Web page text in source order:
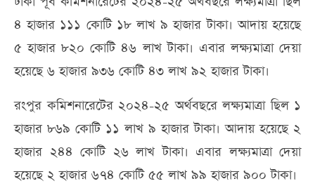
৪ হাজার ১১১ কোটি ১৮ লাখ ৯ হাজার টাকা। আদায় হয়েছে
৫ হাজার ৮২০ কোটি ৪৬ লাখ টাকা। এবার লক্ষ্যমাত্রা দেয়া
হয়েছে ৬ হাজার ৯৩৬ কোটি ৪৩ লাখ ৯২ হাজার টাকা।
রংপুর কমিশনারেটের ২০২৪-২৫ অর্থবছরে লক্ষ্যমাত্রা ছিল ১
হাজার ৮৬৯ কোটি ১১ লাখ ৯ হাজার টাকা। আদায় হয়েছে ২
হাজার ২৪৪ কোটি ২৬ লাখ টাকা। এবার লক্ষ্যমাত্রা দেয়া
হয়েছে ২ হাজার ৬৭৪ কোটি ৫৫ লাখ ৯৯ হাজার ৯০০ টাকা।